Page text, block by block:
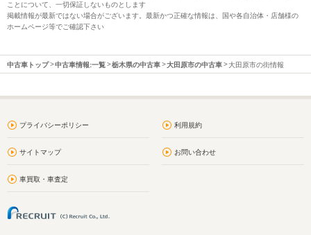
ことについて、一切保証しないものとします
掲載情報が最新ではない場合がございます。最新かつ正確な情報は、国や各自治体・店舗様の
ホームページ等でご確認下さい
中古車トップ 中古車情報:一覧 栃木県の中古車 大田原市の中古車 大田原市の街情報
プライバシーポリシー 利用規約
サイトマップ お問い合わせ
車買取・車査定